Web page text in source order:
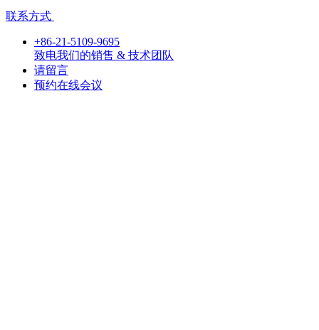
联系方式
+86-21-5109-9695
致电我们的销售 & 技术团队
请留言
预约在线会议